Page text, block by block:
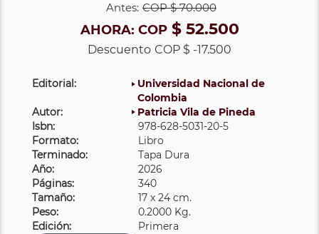
Antes: COP$ 70.000
AHORA: COP$ 52.500
Descuento COP $ -17.500
Editorial:
Universidad Nacional de
Colombia
Autor:
Patricia Vila de Pineda
Isbn:
978-628-5031-20-5
Formato:
Libro
Terminado:
Tapa Dura
Año:
2026
Páginas:
340
Tamaño:
17 x 24 cm.
Peso:
0.2000 Kg.
Edición:
Primera